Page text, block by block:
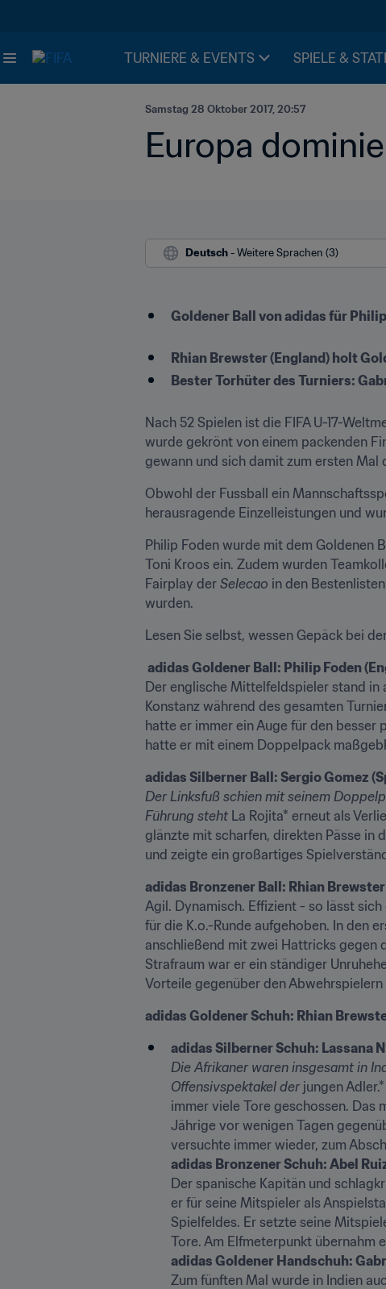
TURNIERE & EVENTS SPIELE &
Samstag 28 Oktober 2017, 20:57
Europa
Deutsch - Weitere Sprachen (3)
Goldener Ball von adidas für
Rhian Brewster (England) holt
Bester Torhüter des Turniers:
Nach 52 Spielen ist die FIFA U-17-
wurde gekrönt von einem packenden
gewann und sich damit zum ersten Mal
Obwohl der Fussball ein
herausragende Einzelleistungen und
Philip Foden wurde mit dem Goldenen
Toni Kroos ein. Zudem wurden
Fairplay der Selecao in den
wurden.
Lesen Sie selbst, wessen Gepäck bei
adidas Goldener Ball: Philip Foden
Der englische Mittelfeldspieler stand in
Konstanz während des gesamten
hatte er immer ein Auge für den
hatte er mit einem Doppelpack
adidas Silberner Ball: Sergio Gomez
Der Linksfuß schien mit seinem
Führung steht La Rojita* erneut als
glänzte mit scharfen, direkten Pässe in
und zeigte ein großartiges
adidas Bronzener Ball: Rhian
Agil. Dynamisch. Effizient - so lässt
für die K.o.-Runde aufgehoben. In den
anschließend mit zwei Hattricks gegen
Strafraum war er ein ständiger
Vorteile gegenüber den
adidas Goldener Schuh: Rhian
adidas Silberner Schuh: Lassana
Die Afrikaner waren insgesamt in
Offensivspektakel der jungen
immer viele Tore geschossen. Das
Jährige vor wenigen Tagen
versuchte immer wieder, zum
adidas Bronzener Schuh: Abel
Der spanische Kapitän und
er für seine Mitspieler als
Spielfeldes. Er setzte seine
Tore. Am Elfmeterpunkt übernahm
adidas Goldener Handschuh:
Zum fünften Mal wurde in Indien